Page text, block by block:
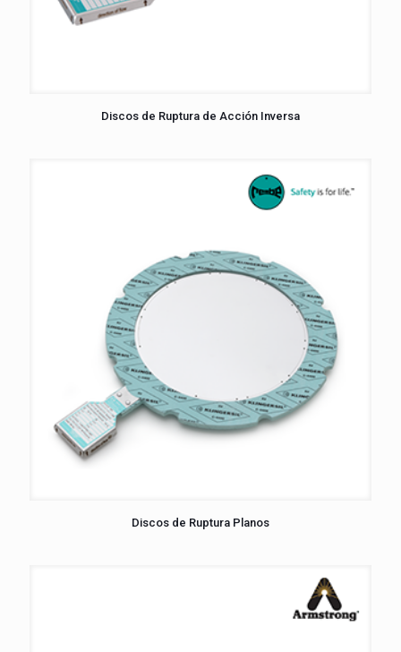
Discos de Ruptura de Acción Inversa
Discos de Ruptura Planos